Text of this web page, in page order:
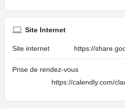
Site Internet
Site internet https://
Prise de rendez-vous
https://calendly.com/